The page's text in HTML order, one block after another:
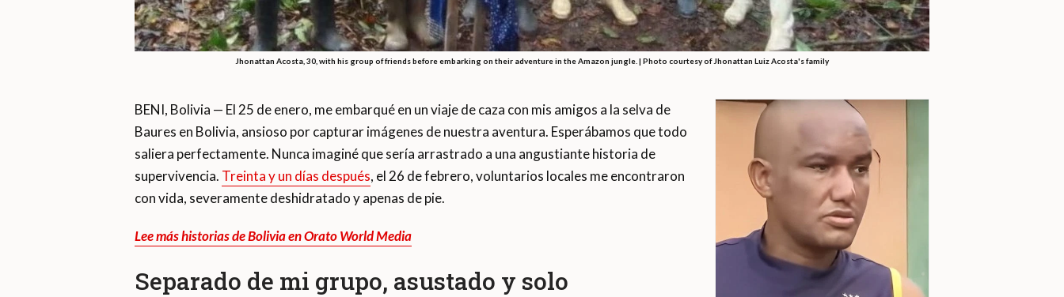
Jhonattan Acosta, 30, with his group of friends before embarking on their adventure in the Amazon jungle. | Photo courtesy of Jhonattan Luiz Acosta's family
BENI, Bolivia — El 25 de enero, me embarqué en un viaje de caza con mis amigos a la selva de
Baures en Bolivia, ansioso por capturar imágenes de nuestra aventura. Esperábamos que todo
saliera perfectamente. Nunca imaginé que sería arrastrado a una angustiante historia de
supervivencia. Treinta y un días después, el 26 de febrero, voluntarios locales me encontraron
con vida, severamente deshidratado y apenas de pie.
Lee más historias de Bolivia en Orato World Media
Separado de mi grupo, asustado y solo